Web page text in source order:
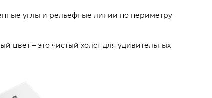
углы и рельефные линии по периметру
цвет – это чистый холст для удивительных